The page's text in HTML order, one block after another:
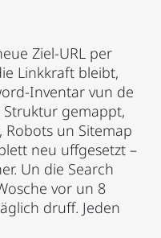
Ziel-URL per
Linkkraft bleibt,
Inventar vun de
gemappt,
Robots un Sitemap
neu uffgesetzt –
Un die Search
vor un 8
druff. Jeden